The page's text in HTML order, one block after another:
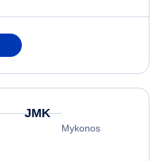
JMK
Mykonos